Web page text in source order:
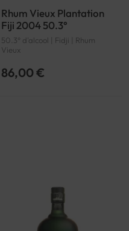
Rhum Vieux Plantation
Fiji 2004 50.3°
50.3° d'alcool | Fidji | Rhum
Vieux
86,00 €